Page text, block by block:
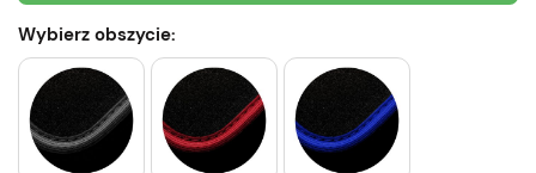
Wybierz obszycie: